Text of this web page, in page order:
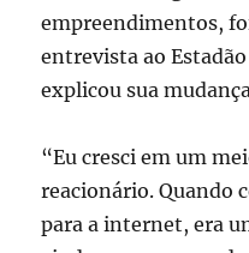
empreendimentos,
entrevista ao
explicou sua
“Eu cresci em um
reacionário. Quando
para a internet, era